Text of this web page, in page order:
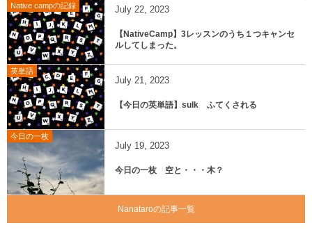
Native campの記録 July 22, 2023
【NativeCamp】3レッスンのうち１つキャンセ
ルしてしまった。
英単語
July 21, 2023
【今日の英単語】sulk ふてくされる
今日の一枚
July 19, 2023
今日の一枚 空と・・・木？
Nanataroの記事一覧